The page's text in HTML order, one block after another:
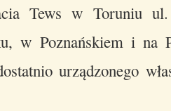
Tews w Toruniu
w Poznańskiem i na
urządzonego